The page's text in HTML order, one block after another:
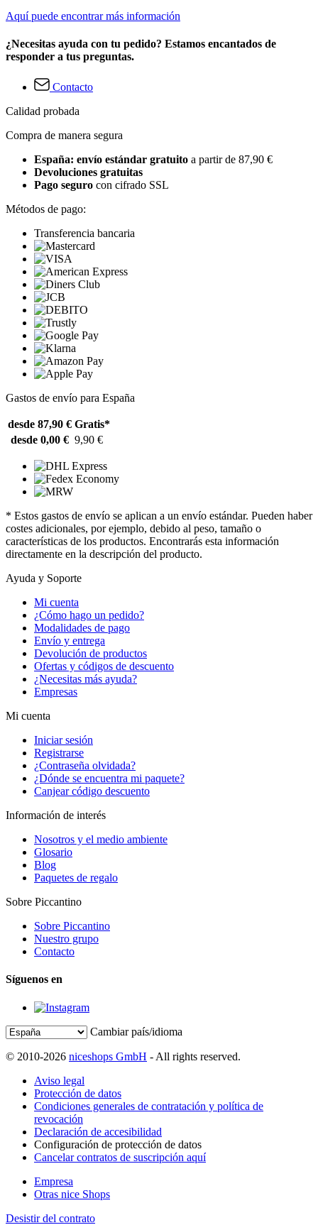
Aquí puede encontrar más información
¿Necesitas ayuda con tu pedido? Estamos encantados de
responder a tus preguntas.
Contacto
Calidad probada
Compra de manera segura
España: envío estándar gratuito a partir de 87,90 €
Devoluciones gratuitas
Pago seguro con cifrado SSL
Métodos de pago:
Transferencia bancaria
Gastos de envío para España
desde 87,90 € Gratis*
desde 0,00 € 9,90 €
* Estos gastos de envío se aplican a un envío estándar. Pueden haber
costes adicionales, por ejemplo, debido al peso, tamaño o
características de los productos. Encontrarás esta información
directamente en la descripción del producto.
Ayuda y Soporte
Mi cuenta
¿Cómo hago un pedido?
Modalidades de pago
Envío y entrega
Devolución de productos
Ofertas y códigos de descuento
¿Necesitas más ayuda?
Empresas
Mi cuenta
Iniciar sesión
Registrarse
¿Contraseña olvidada?
¿Dónde se encuentra mi paquete?
Canjear código descuento
Información de interés
Nosotros y el medio ambiente
Glosario
Blog
Paquetes de regalo
Sobre Piccantino
Sobre Piccantino
Nuestro grupo
Contacto
Síguenos en
Cambiar país/idioma
© 2010-2026 niceshops GmbH - All rights reserved.
Aviso legal
Protección de datos
Condiciones generales de contratación y política de
revocación
Declaración de accesibilidad
Configuración de protección de datos
Cancelar contratos de suscripción aquí
Empresa
Otras nice Shops
Desistir del contrato